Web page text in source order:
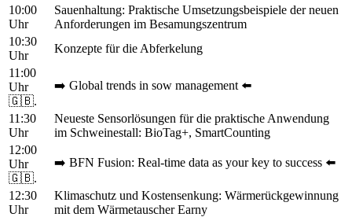
10:00
Uhr
Sauenhaltung: Praktische Umsetzungsbeispiele der neuen
Anforderungen im Besamungszentrum
10:30
Uhr
Konzepte für die Abferkelung
11:00
Uhr
🇬🇧.
➡️ Global trends in sow management ⬅️
11:30
Uhr
Neueste Sensorlösungen für die praktische Anwendung
im Schweinestall: BioTag+, SmartCounting
12:00
Uhr
🇬🇧.
➡️ BFN Fusion: Real-time data as your key to success ⬅️
12:30
Uhr
Klimaschutz und Kostensenkung: Wärmerückgewinnung
mit dem Wärmetauscher Earny